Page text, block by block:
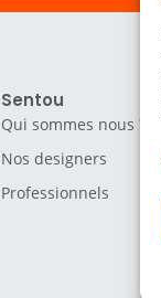
Sentou
Qui sommes nous ?
Nos designers
Professionnels